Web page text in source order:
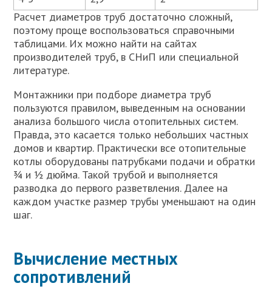
Расчет диаметров труб достаточно сложный,
поэтому проще воспользоваться справочными
таблицами. Их можно найти на сайтах
производителей труб, в СНиП или специальной
литературе.
Монтажники при подборе диаметра труб
пользуются правилом, выведенным на основании
анализа большого числа отопительных систем.
Правда, это касается только небольших частных
домов и квартир. Практически все отопительные
котлы оборудованы патрубками подачи и обратки
¾ и ½ дюйма. Такой трубой и выполняется
разводка до первого разветвления. Далее на
каждом участке размер трубы уменьшают на один
шаг.
Вычисление местных
сопротивлений